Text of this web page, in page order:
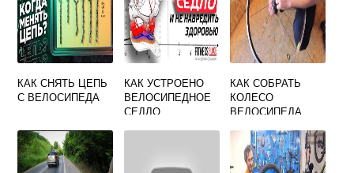
КАК СНЯТЬ ЦЕПЬ
С ВЕЛОСИПЕДА
КАК УСТРОЕНО
ВЕЛОСИПЕДНОЕ
СЕДЛО
КАК СОБРАТЬ
КОЛЕСО
ВЕЛОСИПЕДА